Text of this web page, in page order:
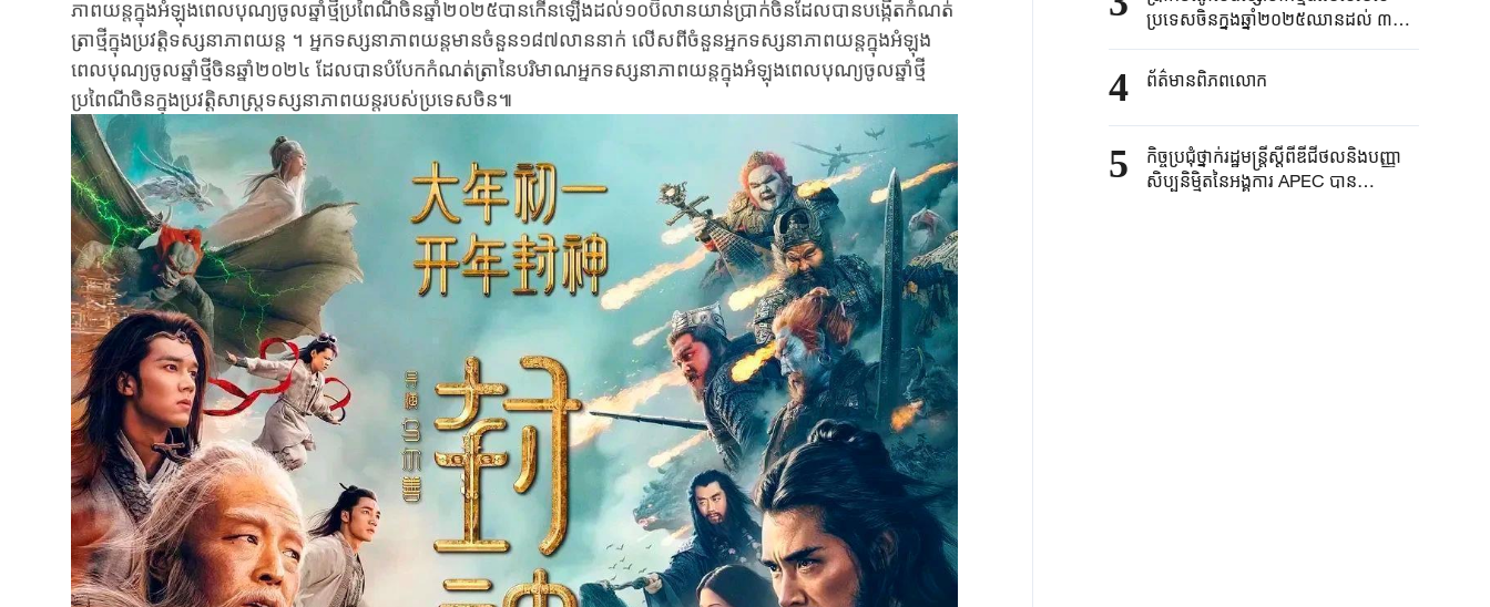
ភាពយន្តក្នុងអំឡុងពេល​បុណ្យចូលឆ្នាំថ្មីប្រពៃណីចិនឆ្នាំ២០២៥បានកើនឡើងដល់១០ប៊ីលានយាន់​ប្រាក់​ចិនដែលបានបង្កើតកំណត់
ត្រាថ្មីក្នុងប្រវត្តិទស្សនាភាពយន្ត ។ ​​អ្នក​ទស្សនាភាព​យន្ត​មានចំនួន​១៨៧​លាន​នាក់​ ​លើស​ពី​ចំនួនអ្នក​ទស្សនា​ភាព​យន្ត​ក្នុង​អំឡុង​
ពេល​បុណ្យ​ចូល​ឆ្នាំ​ថ្មី​​ចិនឆ្នាំ​២០២៤​ ដែល​បាន​បំបែក​កំណត់ត្រានៃ​បរិមាណ​អ្នក​ទស្សនាភាព​យន្ត​ក្នុង​អំឡុង​ពេល​បុណ្យ​ចូល​ឆ្នាំ​ថ្មី​
ប្រពៃណី​ចិន​ក្នុង​ប្រវត្តិសាស្រ្តទស្សនា​ភាព​យន្ត​របស់​ប្រទេស​ចិន​៕
ប្រទេសចិនក្នុងឆ្នាំ២០២៥​ឈានដល់ ៣៩,៦
ទ្រី​លានយាន់ប្រាក់ចិន​
4 ព័ត៌មានពិភពលោក
5
កិច្ចប្រជុំ​ថ្នាក់​រដ្ឋមន្ត្រីស្តីពី​ឌីជីថល​និងបញ្ញា
សិប្បនិម្មិតនៃអង្គការ​ APEC បាន